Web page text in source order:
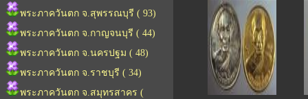
พระภาควันตก จ.สุพรรณบุรี ( 93)
พระภาควันตก จ.กาญจนบุรี ( 44)
พระภาควันตก จ.นครปฐม ( 48)
พระภาควันตก จ.ราชบุรี ( 34)
พระภาควันตก จ.สมุทรสาคร (